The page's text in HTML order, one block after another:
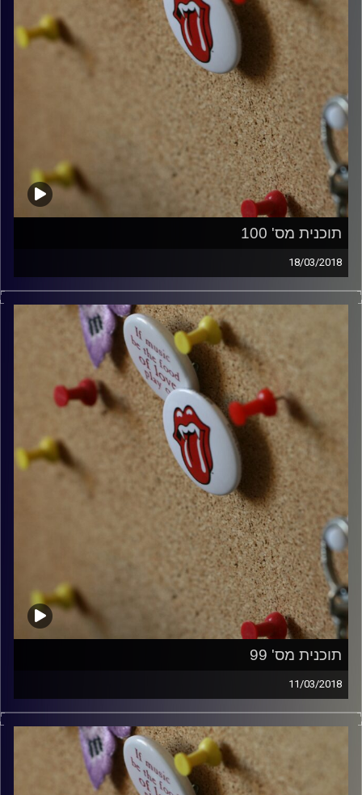
תוכנית מס' 100
18/03/2018
קלאסיקות רוק עם אורן הוף.
włodi
תוכנית מס' 99
11/03/2018
קלאסיקות רוק עם אורן הוף.
włodi